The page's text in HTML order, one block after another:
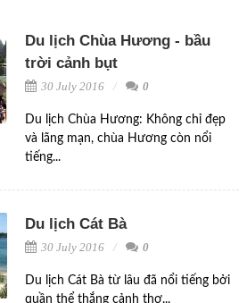
Du lịch Chùa Hương - bầu
trời cảnh bụt
30 July 2016 0
Du lịch Chùa Hương: Không chỉ đẹp
và lãng mạn, chùa Hương còn nổi
tiếng...
Du lịch Cát Bà
30 July 2016 0
Du lịch Cát Bà từ lâu đã nổi tiếng bởi
quần thể thắng cảnh thơ...